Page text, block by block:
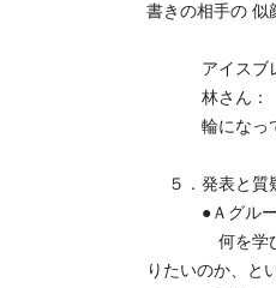
書きの相手の 似
アイスブレ
林さん：「
輪になって絵
５．発表と質
●Ａグルー
何を学びたい
りたいのか、と